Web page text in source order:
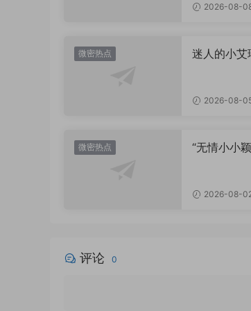
2026-08-
微密热点
迷人的小
2026-08-
微密热点
“无情小小
2026-08-
评论 0